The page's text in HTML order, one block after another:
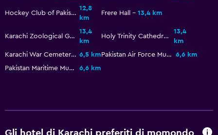
Cuffia da doccia
Lavanderia
Hockey Club of Pakistan
12,8
km
Frere Hall 13,4 km
Karachi Zoological Gardens
13,4
km
Holy Trinity Cathedral
13,4
km
Karachi War Cemetery 6,5 km Pakistan Air Force Museum
6,6 km
Pakistan Maritime Museum
6,6 km